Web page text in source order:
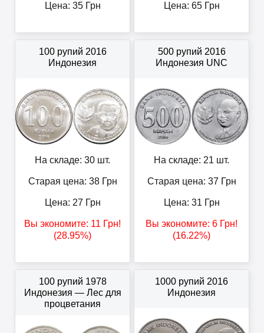
Цена: 35Грн Цена: 65Грн
100 рупий 2016
Индонезия
На складе: 30 шт.
Старая цена: 38Грн
Цена: 27 Грн
Вы экономите: 11 Грн!
(28.95%)
500 рупий 2016
Индонезия UNC
На складе: 21 шт.
Старая цена: 37 Грн
Цена: 31 Грн
Вы экономите: 6 Грн!
(16.22%)
100 рупий 1978
Индонезия — Лес для
процветания
1000 рупий 2016
Индонезия